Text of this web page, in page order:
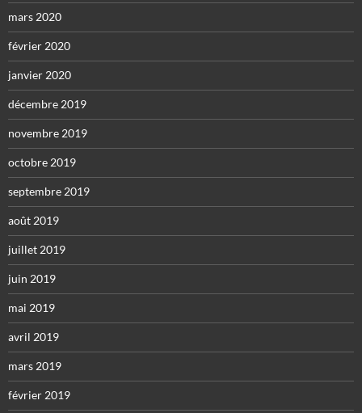
mars 2020
février 2020
janvier 2020
décembre 2019
novembre 2019
octobre 2019
septembre 2019
août 2019
juillet 2019
juin 2019
mai 2019
avril 2019
mars 2019
février 2019